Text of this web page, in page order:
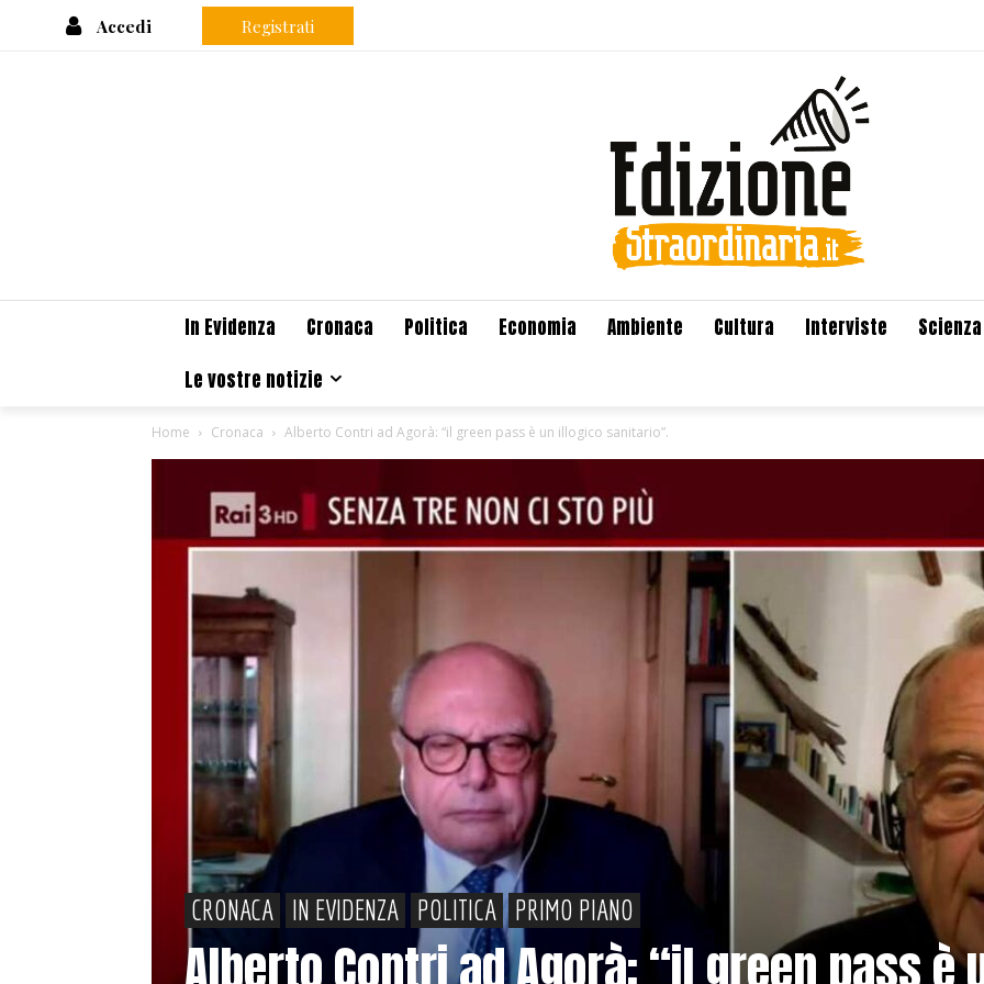
Accedi Registrati
In Evidenza Cronaca Politica Economia Ambiente Cultura Interviste
Scienza
Le vostre notizie
Home Cronaca Alberto Contri ad Agorà: “il green pass è un illogico sanitario”.
CRONACA IN EVIDENZA POLITICA PRIMO PIANO
Alberto Contri ad Agorà: “il green pass è